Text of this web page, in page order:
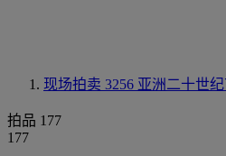
现场拍卖 3256 亚洲二十世
拍品 177
177